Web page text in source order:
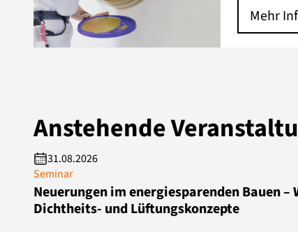
Mehr
Anstehende
31.08.2026
Seminar
Neuerungen im energiesparenden Bauen –
Dichtheits- und Lüftungskonzepte